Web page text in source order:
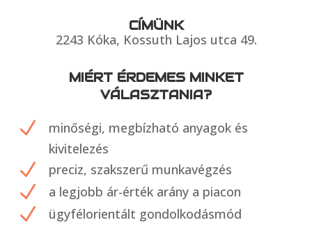
CÍMÜNK
2243 Kóka, Kossuth Lajos utca 49.
MIÉRT ÉRDEMES MINKET
VÁLASZTANIA?
N
minőségi, megbízható anyagok és
kivitelezés
N preciz, szakszerű munkavégzés
N a legjobb ár-érték arány a piacon
N ügyfélorientált gondolkodásmód